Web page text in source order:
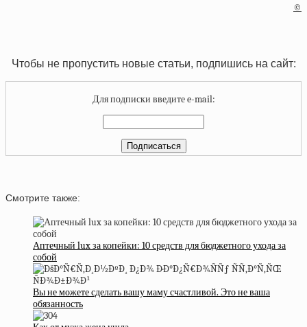
©
Чтобы не пропустить новые статьи, подпишись на сайт:
Для подписки введите e-mail:
Смотрите также:
Аптечный lux за копейки: 10 средств для бюджетного ухода за
собой
Вы не можете сделать вашу маму счастливой. Это не ваша
обязанность